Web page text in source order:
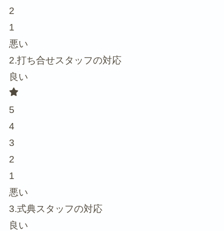
2
1
悪い
2.打ち合せスタッフの対応
良い
5
4
3
2
1
悪い
3.式典スタッフの対応
良い